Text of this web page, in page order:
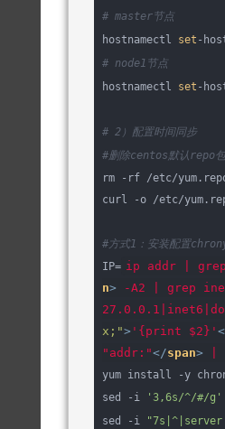
# master节点
hostnamectl set -
# node1节点
hostnamectl set -
# 2）配置时间同步
#删除centos默认repo
rm -rf /etc/
curl -o /etc/
#方式1：安装配置
IP= ip addr |
n> -A2 | grep
x;"> '{print $2}'
"addr:"</span> |
yum install -y
sed -i
'3,6s/^/#/g'
sed -i
"7s|^|server